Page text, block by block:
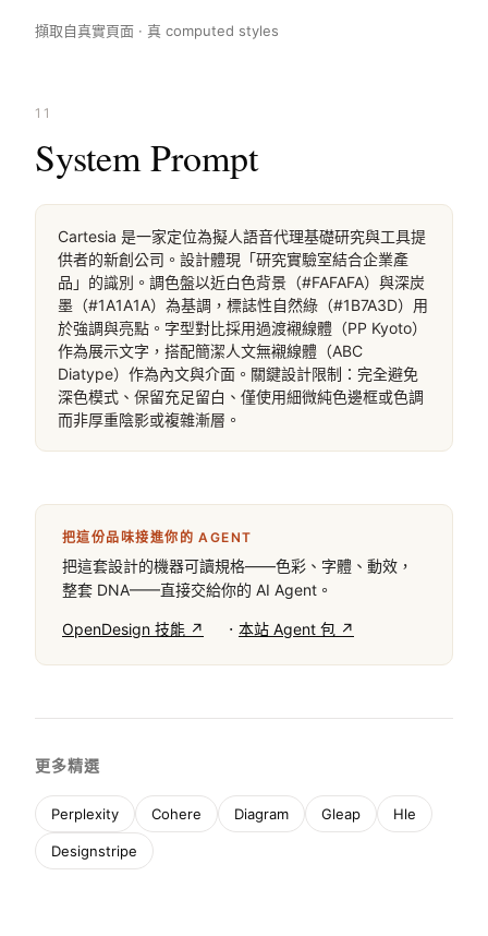
擷取自真實頁面 · 真 computed styles
11
System Prompt
Cartesia 是一家定位為擬人語音代理基礎研究與工具提
供者的新創公司。設計體現「研究實驗室結合企業產
品」的識別。調色盤以近白色背景（#FAFAFA）與深炭
墨（#1A1A1A）為基調，標誌性自然綠（#1B7A3D）用
於強調與亮點。字型對比採用過渡襯線體（PP Kyoto）
作為展示文字，搭配簡潔人文無襯線體（ABC
Diatype）作為內文與介面。關鍵設計限制：完全避免
深色模式、保留充足留白、僅使用細微純色邊框或色調
而非厚重陰影或複雜漸層。
把這份品味接進你的 AGENT
把這套設計的機器可讀規格——色彩、字體、動效，
整套 DNA——直接交給你的 AI Agent。
OpenDesign 技能 ↗ · 本站 Agent 包 ↗
更多精選
Perplexity Cohere Diagram Gleap Hle
Designstripe